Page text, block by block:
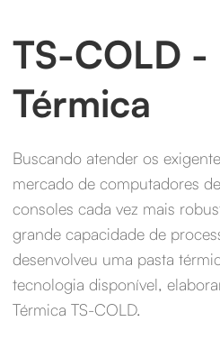
TS-COLD -
Térmica
Buscando atender os
mercado de computadores
consoles cada vez mais
grande capacidade de
desenvolveu uma pasta
tecnologia disponível,
Térmica TS-COLD.